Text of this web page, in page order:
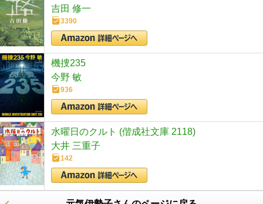
吉田 修一
3390
機捜235
今野 敏
936
水曜日のクルト (偕成社文庫 2118)
大井 三重子
142